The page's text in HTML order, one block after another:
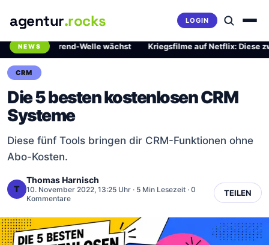
agentur.rocks LOGIN
NEWS
Breaking News Ticker
Trend-Welle wächst· Kriegsfilme auf Netflix: Diese zwei
CRM
Die 5 besten kostenlosen CRM
Systeme
Diese fünf Tools bringen dir CRM-Funktionen ohne
Abo-Kosten.
T
Thomas Harnisch
10. November 2022, 13:25 Uhr · 5 Min Lesezeit · 0
Kommentare
TEILEN